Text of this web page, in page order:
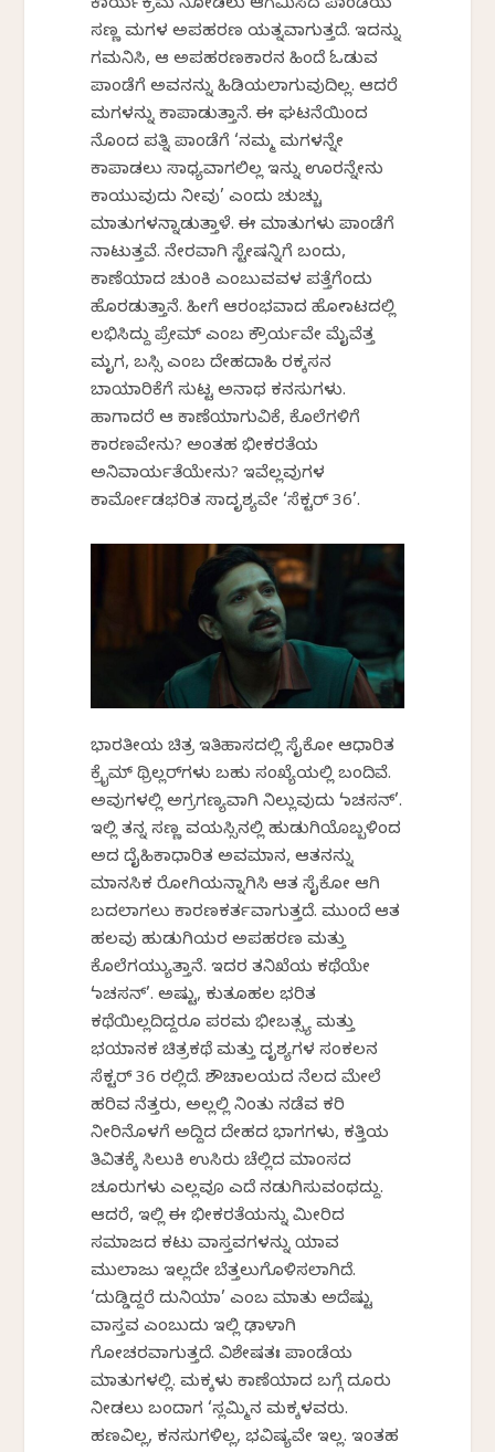
ಕಾರ್ಯಕ್ರಮ ನೋಡಲು ಆಗಮಿಸಿದ ಪಾಂಡೆಯ
ಸಣ್ಣ ಮಗಳ ಅಪಹರಣ ಯತ್ನವಾಗುತ್ತದೆ. ಇದನ್ನು
ಗಮನಿಸಿ, ಆ ಅಪಹರಣಕಾರನ ಹಿಂದೆ ಓಡುವ
ಪಾಂಡೆಗೆ ಅವನನ್ನು ಹಿಡಿಯಲಾಗುವುದಿಲ್ಲ. ಆದರೆ
ಮಗಳನ್ನು ಕಾಪಾಡುತ್ತಾನೆ. ಈ ಘಟನೆಯಿಂದ
ನೊಂದ ಪತ್ನಿ ಪಾಂಡೆಗೆ ‘ನಮ್ಮ ಮಗಳನ್ನೇ
ಕಾಪಾಡಲು ಸಾಧ್ಯವಾಗಲಿಲ್ಲ ಇನ್ನು ಊರನ್ನೇನು
ಕಾಯುವುದು ನೀವು’ ಎಂದು ಚುಚ್ಚು
ಮಾತುಗಳನ್ನಾಡುತ್ತಾಳೆ. ಈ ಮಾತುಗಳು ಪಾಂಡೆಗೆ
ನಾಟುತ್ತವೆ. ನೇರವಾಗಿ ಸ್ಟೇಷನ್ನಿಗೆ ಬಂದು,
ಕಾಣೆಯಾದ ಚುಂಕಿ ಎಂಬುವವಳ ಪತ್ತೆಗೆಂದು
ಹೊರಡುತ್ತಾನೆ. ಹೀಗೆ ಆರಂಭವಾದ ಹೋರಾಟದಲ್ಲಿ
ಲಭಿಸಿದ್ದು ಪ್ರೇಮ್ ಎಂಬ ಕ್ರೌರ್ಯವೇ ಮೈವೆತ್ತ
ಮೃಗ, ಬಸ್ಸಿ ಎಂಬ ದೇಹದಾಹಿ ರಕ್ಕಸನ
ಬಾಯಾರಿಕೆಗೆ ಸುಟ್ಟ ಅನಾಥ ಕನಸುಗಳು.
ಹಾಗಾದರೆ ಆ ಕಾಣೆಯಾಗುವಿಕೆ, ಕೊಲೆಗಳಿಗೆ
ಕಾರಣವೇನು? ಅಂತಹ ಭೀಕರತೆಯ
ಅನಿವಾರ್ಯತೆಯೇನು? ಇವೆಲ್ಲವುಗಳ
ಕಾರ್ಮೋಡಭರಿತ ಸಾದೃಶ್ಯವೇ ‘ಸೆಕ್ಟರ್ 36’.
ಭಾರತೀಯ ಚಿತ್ರ ಇತಿಹಾಸದಲ್ಲಿ ಸೈಕೋ ಆಧಾರಿತ
ಕ್ರೈಮ್ ಥ್ರಿಲ್ಲರ್‌ಗಳು ಬಹು ಸಂಖ್ಯೆಯಲ್ಲಿ ಬಂದಿವೆ.
ಅವುಗಳಲ್ಲಿ ಅಗ್ರಗಣ್ಯವಾಗಿ ನಿಲ್ಲುವುದು ‘ರಾಚಸನ್’.
ಇಲ್ಲಿ ತನ್ನ ಸಣ್ಣ ವಯಸ್ಸಿನಲ್ಲಿ ಹುಡುಗಿಯೊಬ್ಬಳಿಂದ
ಅದ ದೈಹಿಕಾಧಾರಿತ ಅವಮಾನ, ಆತನನ್ನು
ಮಾನಸಿಕ ರೋಗಿಯನ್ನಾಗಿಸಿ ಆತ ಸೈಕೋ ಆಗಿ
ಬದಲಾಗಲು ಕಾರಣಕರ್ತವಾಗುತ್ತದೆ. ಮುಂದೆ ಆತ
ಹಲವು ಹುಡುಗಿಯರ ಅಪಹರಣ ಮತ್ತು
ಕೊಲೆಗಯ್ಯುತ್ತಾನೆ. ಇದರ ತನಿಖೆಯ ಕಥೆಯೇ
‘ರಾಚಸನ್’. ಅಷ್ಟು, ಕುತೂಹಲ ಭರಿತ
ಕಥೆಯಿಲ್ಲದಿದ್ದರೂ ಪರಮ ಭೀಬತ್ಸ್ಯ ಮತ್ತು
ಭಯಾನಕ ಚಿತ್ರಕಥೆ ಮತ್ತು ದೃಶ್ಯಗಳ ಸಂಕಲನ
ಸೆಕ್ಟರ್ 36 ರಲ್ಲಿದೆ. ಶೌಚಾಲಯದ ನೆಲದ ಮೇಲೆ
ಹರಿವ ನೆತ್ತರು, ಅಲ್ಲಲ್ಲಿ ನಿಂತು ನಡೆವ ಕರಿ
ನೀರಿನೊಳಗೆ ಅದ್ದಿದ ದೇಹದ ಭಾಗಗಳು, ಕತ್ತಿಯ
ತಿವಿತಕ್ಕೆ ಸಿಲುಕಿ ಉಸಿರು ಚೆಲ್ಲಿದ ಮಾಂಸದ
ಚೂರುಗಳು ಎಲ್ಲವೂ ಎದೆ ನಡುಗಿಸುವಂಥದ್ದು.
ಆದರೆ, ಇಲ್ಲಿ ಈ ಭೀಕರತೆಯನ್ನು ಮೀರಿದ
ಸಮಾಜದ ಕಟು ವಾಸ್ತವಗಳನ್ನು ಯಾವ
ಮುಲಾಜು ಇಲ್ಲದೇ ಬೆತ್ತಲುಗೊಳಿಸಲಾಗಿದೆ.
‘ದುಡ್ಡಿದ್ದರೆ ದುನಿಯಾ’ ಎಂಬ ಮಾತು ಅದೆಷ್ಟು
ವಾಸ್ತವ ಎಂಬುದು ಇಲ್ಲಿ ಢಾಳಾಗಿ
ಗೋಚರವಾಗುತ್ತದೆ. ವಿಶೇಷತಃ ಪಾಂಡೆಯ
ಮಾತುಗಳಲ್ಲಿ. ಮಕ್ಕಳು ಕಾಣೆಯಾದ ಬಗ್ಗೆ ದೂರು
ನೀಡಲು ಬಂದಾಗ ‘ಸ್ಲಮ್ಮಿನ ಮಕ್ಕಳವರು.
ಹಣವಿಲ್ಲ, ಕನಸುಗಳಿಲ್ಲ, ಭವಿಷ್ಯವೇ ಇಲ್ಲ. ಇಂತಹ